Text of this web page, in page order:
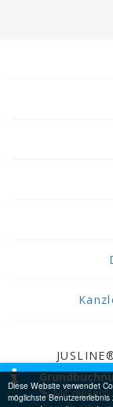
Diese Website verwendet
möglichste Mit diesem